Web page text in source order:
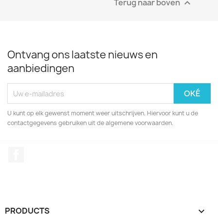
Terug naar boven 
Ontvang ons laatste nieuws en
aanbiedingen
U kunt op elk gewenst moment weer uitschrijven. Hiervoor kunt u de
contactgegevens gebruiken uit de algemene voorwaarden.
PRODUCTS 